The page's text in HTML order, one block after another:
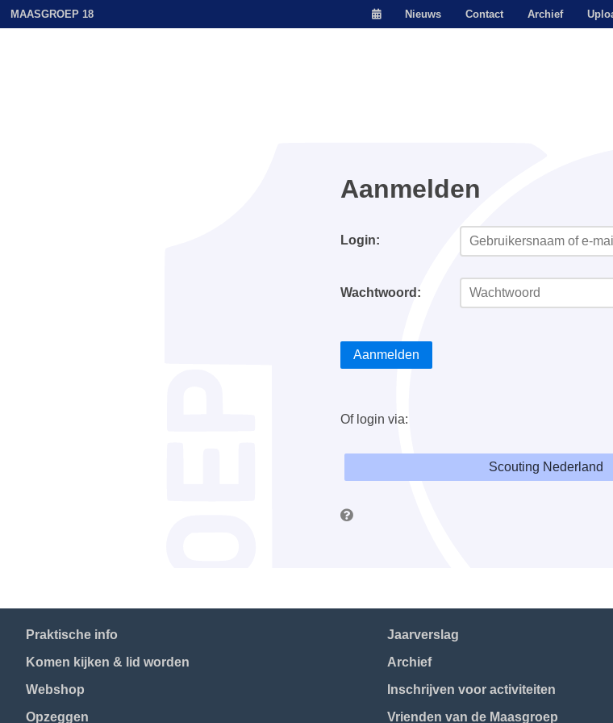
MAASGROEP 18 Nieuws Contact Archief
Aanmelden
Login:
Wachtwoord:
Aanmelden
Of login via:
Scouting Nederland
Praktische info
Komen kijken & lid worden
Webshop
Opzeggen
Jaarverslag
Archief
Inschrijven voor activiteiten
Vrienden van de Maasgroep